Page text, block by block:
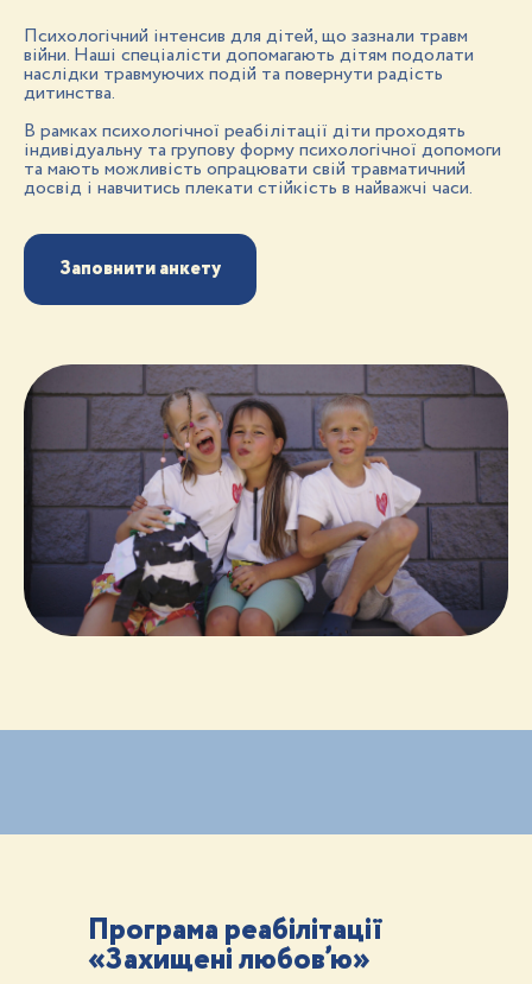
Психологічний інтенсив для дітей, що зазнали травм
війни. Наші спеціалісти допомагають дітям подолати
наслідки травмуючих подій та повернути радість
дитинства.
В рамках психологічної реабілітації діти проходять
індивідуальну та групову форму психологічної допомоги
та мають можливість опрацювати свій травматичний
досвід і навчитись плекати стійкість в найважчі часи.
Заповнити анкету
Програма реабілітації
«Захищені любов’ю»